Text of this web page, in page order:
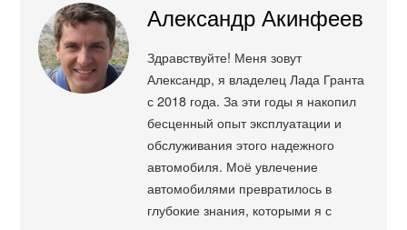
Александр Акинфеев
Здравствуйте! Меня зовут
Александр, я владелец Лада Гранта
с 2018 года. За эти годы я накопил
бесценный опыт эксплуатации и
обслуживания этого надежного
автомобиля. Моё увлечение
автомобилями превратилось в
глубокие знания, которыми я с